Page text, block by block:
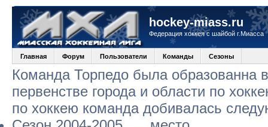
hockey-miass.ru
Федерация хоккея с шайбой г.Миасса
Главная Форум Пользователи Команды Сезоны
Команда Торпедо была образованна
первенстве города и области по
по хоккею команда добивалась